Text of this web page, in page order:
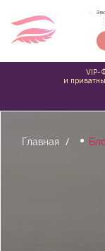
Главная
VIP-
и